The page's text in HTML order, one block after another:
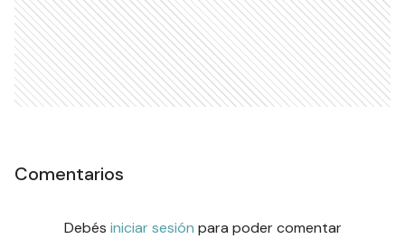
Comentarios
Debés iniciar sesión para poder comentar